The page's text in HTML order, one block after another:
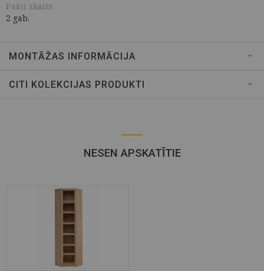
Paku skaits
2 gab.
MONTĀŽAS INFORMĀCIJA
CITI KOLEKCIJAS PRODUKTI
NESEN APSKATĪTIE